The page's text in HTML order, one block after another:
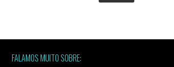
FALAMOS MUITO SOBRE: